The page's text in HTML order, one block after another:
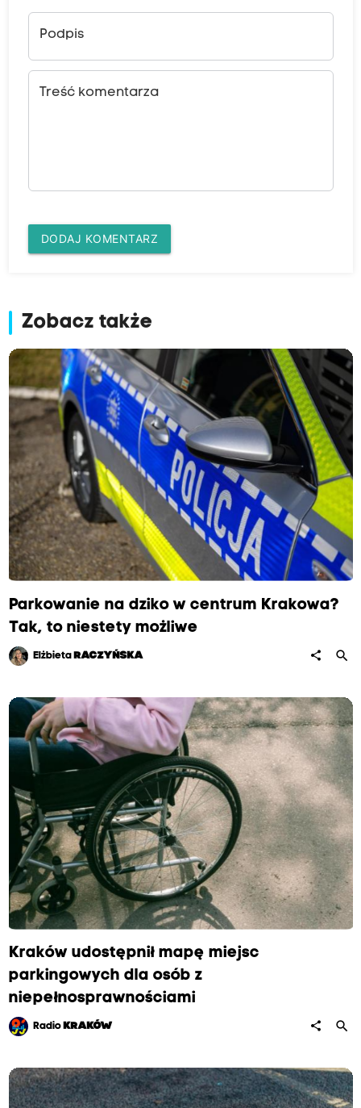
Podpis
Treść komentarza
DODAJ KOMENTARZ
Zobacz także
Parkowanie na dziko w centrum Krakowa?
Tak, to niestety możliwe
Elżbieta RACZYŃSKA share search
Kraków udostępnił mapę miejsc
parkingowych dla osób z
niepełnosprawnościami
Radio KRAKÓW share search